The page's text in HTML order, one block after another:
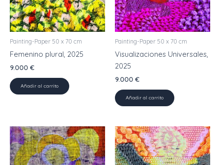
Painting-Paper 50 x 70 cm
Femenino plural, 2025
9.000 €
Añadir al carrito
Painting-Paper 50 x 70 cm
Visualizaciones Universales,
2025
9.000 €
Añadir al carrito